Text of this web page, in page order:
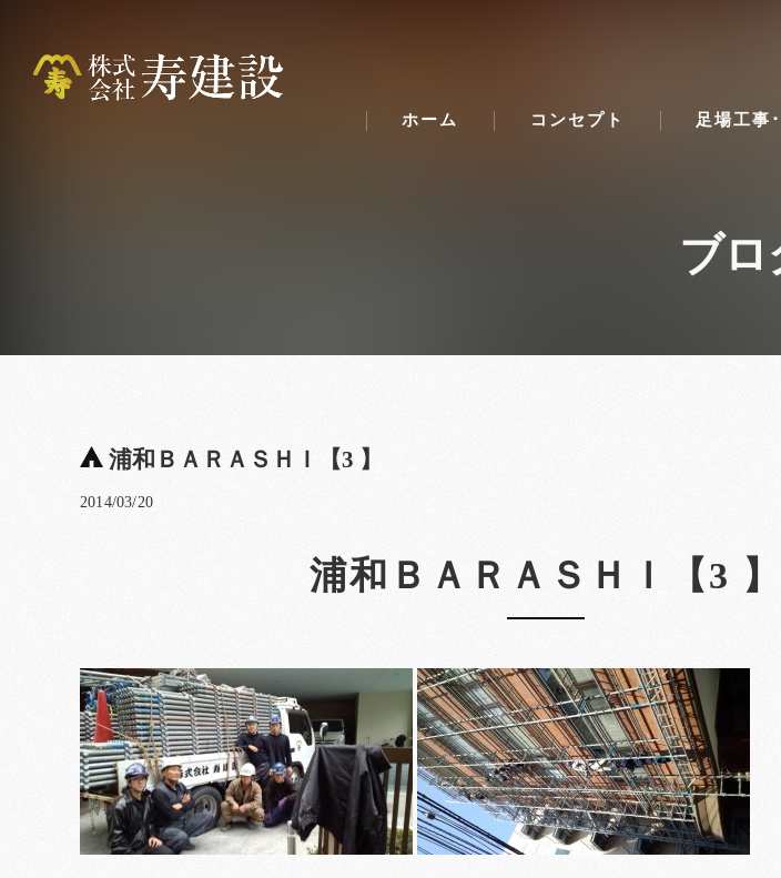
ホーム コンセプト 足場工事
ブロ
浦和ＢＡＲＡＳＨＩ【3 】
2014/03/20
浦和ＢＡＲＡＳＨＩ【3 】